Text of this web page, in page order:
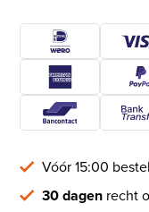
Vóór 15:00
30 dagen recht